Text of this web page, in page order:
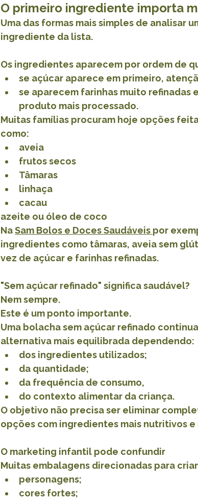
O primeiro ingrediente importa
Uma das formas mais simples de analisar
ingrediente da lista.
Os ingredientes aparecem por ordem de
se açúcar aparece em primeiro,
se aparecem farinhas muito refinadas
produto mais processado.
Muitas famílias procuram hoje opções
como:
aveia
frutos secos
Tâmaras
linhaça
cacau
azeite ou óleo de coco
Na Sam Bolos e Doces Saudáveis por
ingredientes como tâmaras, aveia sem
vez de açúcar e farinhas refinadas.
"Sem açúcar refinado" significa saudável?
Nem sempre.
Este é um ponto importante.
Uma bolacha sem açúcar refinado
alternativa mais equilibrada dependendo:
dos ingredientes utilizados;
da quantidade;
da frequência de consumo,
do contexto alimentar da criança.
O objetivo não precisa ser eliminar
opções com ingredientes mais nutritivos e
O marketing infantil pode confundir
Muitas embalagens direcionadas para
personagens;
cores fortes;